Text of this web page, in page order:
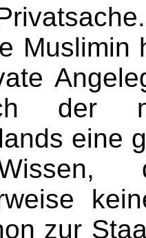
der
eine
zur